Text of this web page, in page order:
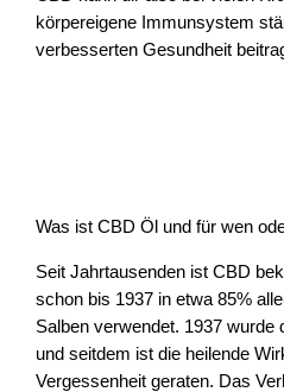
körpereigene Immunsystem
verbesserten Gesundheit
Was ist CBD Öl und für wen
Seit Jahrtausenden ist CBD
schon bis 1937 in etwa 85%
Salben verwendet. 1937
und seitdem ist die heilende
Vergessenheit geraten. Das